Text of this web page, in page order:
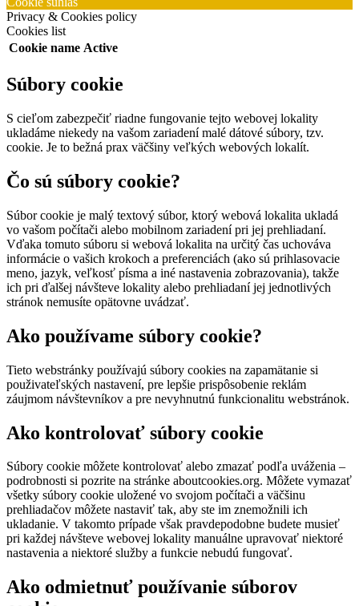
Privacy & Cookies policy
Cookies list
Cookie name Active
Súbory cookie
S cieľom zabezpečiť riadne fungovanie tejto webovej lokality
ukladáme niekedy na vašom zariadení malé dátové súbory, tzv.
cookie. Je to bežná prax väčšiny veľkých webových lokalít.
Čo sú súbory cookie?
Súbor cookie je malý textový súbor, ktorý webová lokalita ukladá
vo vašom počítači alebo mobilnom zariadení pri jej prehliadaní.
Vďaka tomuto súboru si webová lokalita na určitý čas uchováva
informácie o vašich krokoch a preferenciách (ako sú prihlasovacie
meno, jazyk, veľkosť písma a iné nastavenia zobrazovania), takže
ich pri ďalšej návšteve lokality alebo prehliadaní jej jednotlivých
stránok nemusíte opätovne uvádzať.
Ako používame súbory cookie?
Tieto webstránky používajú súbory cookies na zapamätanie si
použivateľských nastavení, pre lepšie prispôsobenie reklám
záujmom návštevníkov a pre nevyhnutnú funkcionalitu webstránok.
Ako kontrolovať súbory cookie
Súbory cookie môžete kontrolovať alebo zmazať podľa uváženia –
podrobnosti si pozrite na stránke aboutcookies.org. Môžete vymazať
všetky súbory cookie uložené vo svojom počítači a väčšinu
prehliadačov môžete nastaviť tak, aby ste im znemožnili ich
ukladanie. V takomto prípade však pravdepodobne budete musieť
pri každej návšteve webovej lokality manuálne upravovať niektoré
nastavenia a niektoré služby a funkcie nebudú fungovať.
Ako odmietnuť používanie súborov